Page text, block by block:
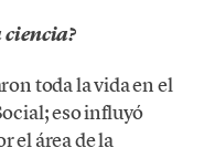
toda la vida en el
eso influyó
el área de la